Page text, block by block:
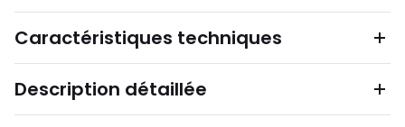
Caractéristiques techniques
Description détaillée